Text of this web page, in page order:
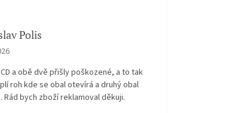
Polis
rating is 2 out of 5 stars.
a obě dvě přišly poškozené, a to tak
roh kde se obal otevírá a druhý obal
Rád bych zboží reklamoval děkuji.